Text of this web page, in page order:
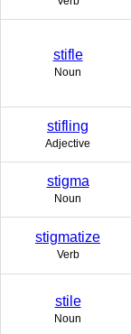
stifle
Noun
stifling
Adjective
stigma
Noun
stigmatize
Verb
stile
Noun